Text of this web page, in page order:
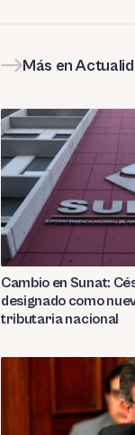
Más en
Cambio en Sunat:
designado como
tributaria nacional